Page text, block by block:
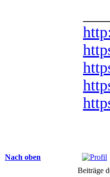
Nach oben
Beiträge